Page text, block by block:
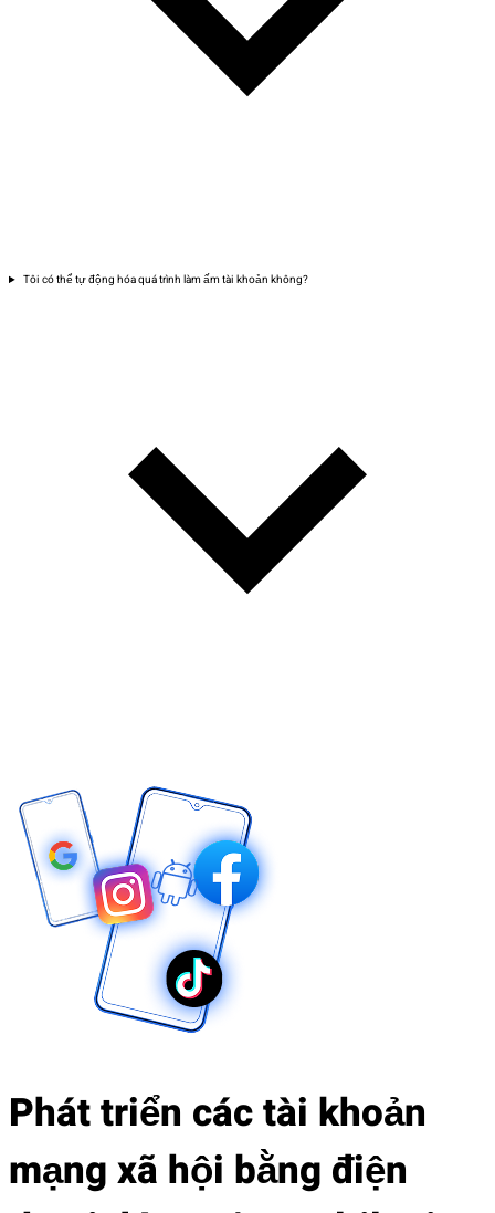
Tôi có thể tự động hóa quá trình làm ấm tài khoản không?
Phát triển các tài khoản
mạng xã hội bằng điện